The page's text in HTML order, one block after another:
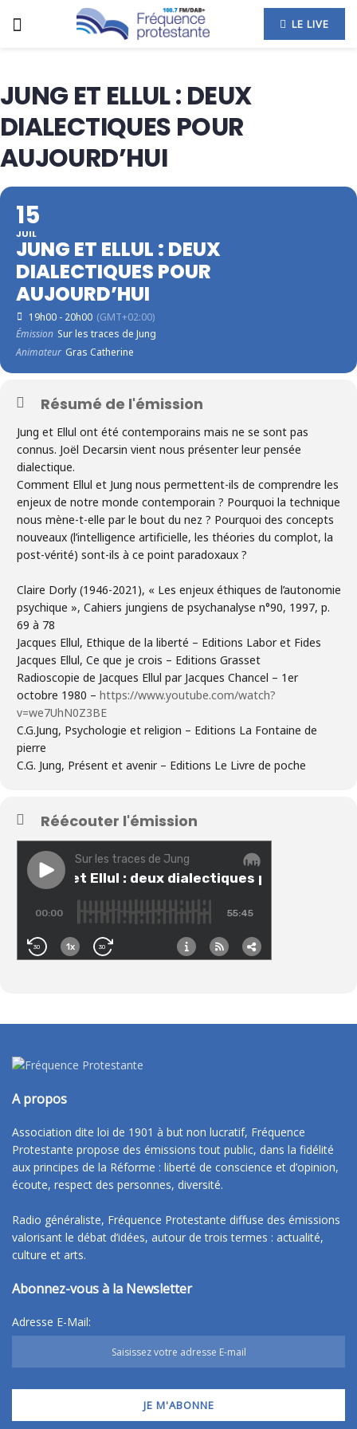
LE LIVE
JUNG ET ELLUL : DEUX
DIALECTIQUES POUR
AUJOURD’HUI
15
JUIL
JUNG ET ELLUL : DEUX
DIALECTIQUES POUR
AUJOURD’HUI
19h00 - 20h00 (GMT+02:00)
Émission Sur les traces de Jung
Animateur Gras Catherine
Résumé de l'émission
Jung et Ellul ont été contemporains mais ne se sont pas
connus. Joël Decarsin vient nous présenter leur pensée
dialectique.
Comment Ellul et Jung nous permettent-ils de comprendre les
enjeux de notre monde contemporain ? Pourquoi la technique
nous mène-t-elle par le bout du nez ? Pourquoi des concepts
nouveaux (l’intelligence artificielle, les théories du complot, la
post-vérité) sont-ils à ce point paradoxaux ?
Claire Dorly (1946-2021), « Les enjeux éthiques de l’autonomie
psychique », Cahiers jungiens de psychanalyse n°90, 1997, p.
69 à 78
Jacques Ellul, Ethique de la liberté – Editions Labor et Fides
Jacques Ellul, Ce que je crois – Editions Grasset
Radioscopie de Jacques Ellul par Jacques Chancel – 1er
octobre 1980 – https://www.youtube.com/watch?
v=we7UhN0Z3BE
C.G.Jung, Psychologie et religion – Editions La Fontaine de
pierre
C.G. Jung, Présent et avenir – Editions Le Livre de poche
Réécouter l'émission
A propos
Association dite loi de 1901 à but non lucratif, Fréquence
Protestante propose des émissions tout public, dans la fidélité
aux principes de la Réforme : liberté de conscience et d’opinion,
écoute, respect des personnes, diversité.
Radio généraliste, Fréquence Protestante diffuse des émissions
valorisant le débat d’idées, autour de trois termes : actualité,
culture et arts.
Abonnez-vous à la Newsletter
Adresse E-Mail: